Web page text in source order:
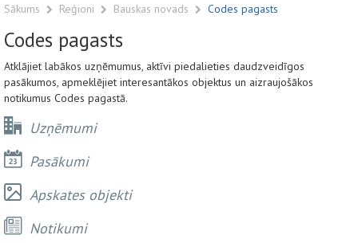
Sākums Reģioni Bauskas novads Codes pagasts
Codes pagasts
Atklājiet labākos uzņēmumus, aktīvi piedalieties daudzveidīgos
pasākumos, apmeklējiet interesantākos objektus un aizraujošākos
notikumus Codes pagastā.
Uzņēmumi
Pasākumi
Apskates objekti
Notikumi